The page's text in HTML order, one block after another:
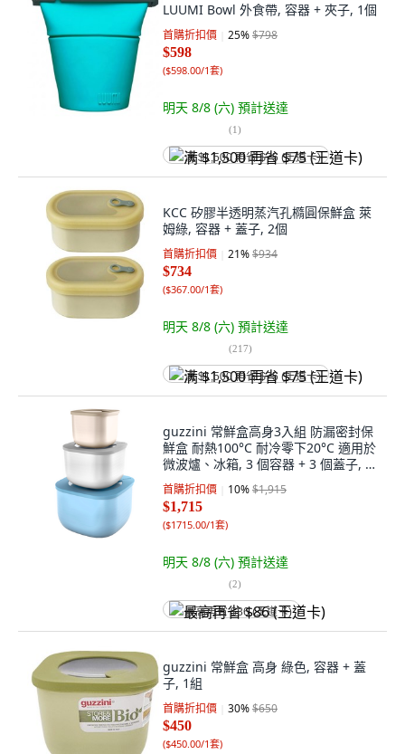
LUUMI Bowl 外食帶, 容器 + 夾子, 1個
首購折扣價 25%$798
$598
($598.00/1套)
明天 8/8 (六) 預計送達
(1)
满 $1,500 再省 $75 (王道卡)
KCC 矽膠半透明蒸汽孔橢圓保鮮盒 萊
姆綠, 容器 + 蓋子, 2個
首購折扣價 21%$934
$734
($367.00/1套)
明天 8/8 (六) 預計送達
(217)
满 $1,500 再省 $75 (王道卡)
guzzini 常鮮盒高身3入組 防漏密封保
鮮盒 耐熱100°C 耐冷零下20°C 適用於
微波爐、冰箱, 3 個容器 + 3 個蓋子, 1
組
首購折扣價 10%$1,915
$1,715
($1715.00/1套)
明天 8/8 (六) 預計送達
(2)
最高再省 $86 (王道卡)
guzzini 常鮮盒 高身 綠色, 容器 + 蓋
子, 1組
首購折扣價 30%$650
$450
($450.00/1套)